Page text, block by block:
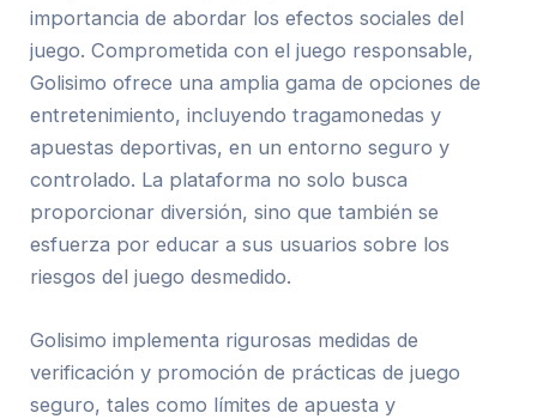
importancia de abordar los efectos sociales del
juego. Comprometida con el juego responsable,
Golisimo ofrece una amplia gama de opciones de
entretenimiento, incluyendo tragamonedas y
apuestas deportivas, en un entorno seguro y
controlado. La plataforma no solo busca
proporcionar diversión, sino que también se
esfuerza por educar a sus usuarios sobre los
riesgos del juego desmedido.
Golisimo implementa rigurosas medidas de
verificación y promoción de prácticas de juego
seguro, tales como límites de apuesta y